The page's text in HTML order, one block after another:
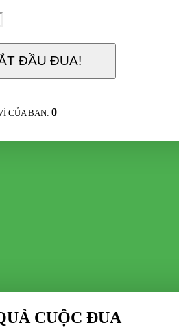
🔥 BẮT ĐẦU ĐUA!
CỦA BẠN: 0
CUỘC ĐUA